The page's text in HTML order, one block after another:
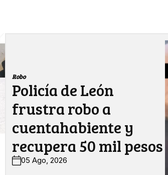
Robo
Policía de León
frustra robo a
cuentahabiente y
recupera 50 mil pesos
05 Ago, 2026